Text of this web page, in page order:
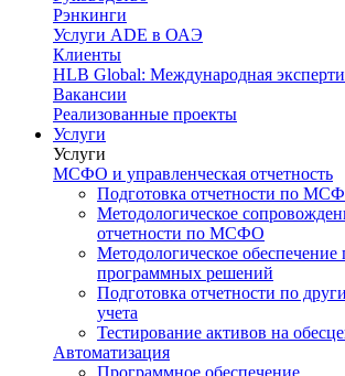
Рэнкинги
Услуги ADE в ОАЭ
Клиенты
HLB Global: Международная
Вакансии
Реализованные проекты
Услуги
Услуги
МСФО и управленческая отчетность
Подготовка отчетности по
Методологическое
отчетности по МСФО
Методологическое
программных решений
Подготовка отчетности по
учета
Тестирование активов на
Автоматизация
Программное обеспечение